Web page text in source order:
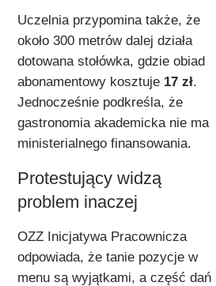
Uczelnia przypomina także, że
około 300 metrów dalej działa
dotowana stołówka, gdzie obiad
abonamentowy kosztuje 17 zł.
Jednocześnie podkreśla, że
gastronomia akademicka nie ma
ministerialnego finansowania.
Protestujący widzą
problem inaczej
OZZ Inicjatywa Pracownicza
odpowiada, że tanie pozycje w
menu są wyjątkami, a część dań